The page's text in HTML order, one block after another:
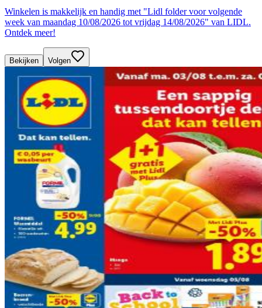
Winkelen is makkelijk en handig met "Lidl folder voor volgende
week van maandag 10/08/2026 tot vrijdag 14/08/2026" van LIDL.
Ontdek meer!
Bekijken Volgen